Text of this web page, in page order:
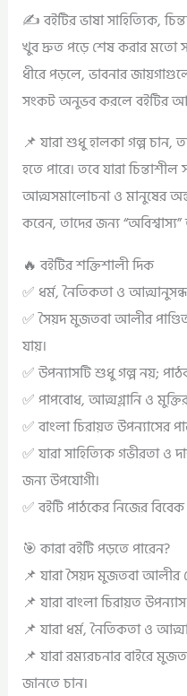
✍️ বইটির ভাষা সাহিত্যিক,
খুব দ্রুত পড়ে শেষ করার মতো
ধীরে পড়লে, ভাবনার
সংকট অনুভব করলে বইটির
📌 যারা শুধু হালকা গল্প চান,
হতে পারে। তবে যারা
আত্মসমালোচনা ও মানুষের
করেন, তাদের জন্য
🔥 বইটির শক্তিশালী দিক
✅ ধর্ম, নৈতিকতা ও
✅ সৈয়দ মুজতবা আলীর
যায়।
✅ উপন্যাসটি শুধু গল্প নয়;
✅ পাপবোধ, আত্মগ্লানি ও
✅ বাংলা চিরায়ত উপন্যাসের
✅ যারা সাহিত্যিক গভীরতা ও
জন্য উপযোগী।
✅ বইটি পাঠকের নিজের বিবেক
🎯 কারা বইটি পড়তে পারেন?
📌 যারা সৈয়দ মুজতবা আলীর
📌 যারা বাংলা চিরায়ত
📌 যারা ধর্ম, নৈতিকতা ও
📌 যারা রম্যরচনার বাইরে
জানতে চান।